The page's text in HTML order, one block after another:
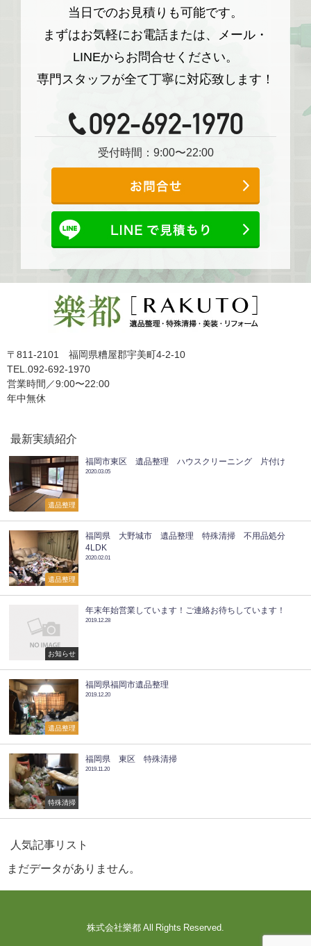
当日でのお見積りも可能です。
まずはお気軽にお電話または、メール・
LINEからお問合せください。
専門スタッフが全て丁寧に対応致します！
受付時間：9:00〜22:00
〒811-2101 福岡県糟屋郡宇美町4-2-10
TEL.092-692-1970
営業時間／9:00〜22:00
年中無休
最新実績紹介
遺品整理
福岡市東区 遺品整理 ハウスクリーニング 片付け
2020.03.05
遺品整理
福岡県 大野城市 遺品整理 特殊清掃 不用品処分
4LDK
2020.02.01
お知らせ
年末年始営業しています！ご連絡お待ちしています！
2019.12.28
遺品整理
福岡県福岡市遺品整理
2019.12.20
特殊清掃
福岡県 東区 特殊清掃
2019.11.20
人気記事リスト
まだデータがありません。
株式会社樂都 All Rights Reserved.